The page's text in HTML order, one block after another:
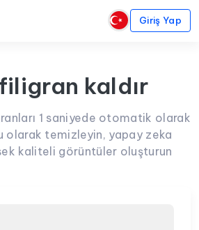
Giriş Yap
kaldır
1 saniyede otomatik olarak
olarak temizleyin, yapay zeka
kaliteli görüntüler oluşturun